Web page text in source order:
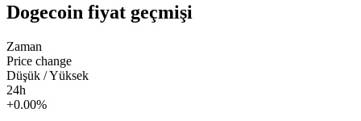
Dogecoin fiyat geçmişi
Zaman
Price change
Düşük / Yüksek
24h
+0.00%